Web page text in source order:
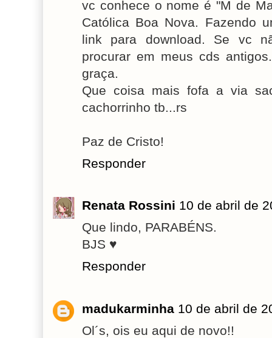
vc conhece o nome é "M de
Católica Boa Nova. Fazendo
link para download. Se vc
procurar em meus cds
graça.
Que coisa mais fofa a via
cachorrinho tb...rs
Paz de Cristo!
Responder
Renata Rossini 10 de abril de
Que lindo, PARABÉNS.
BJS ♥
Responder
madukarminha 10 de abril de
Ol´s, ois eu aqui de novo!!